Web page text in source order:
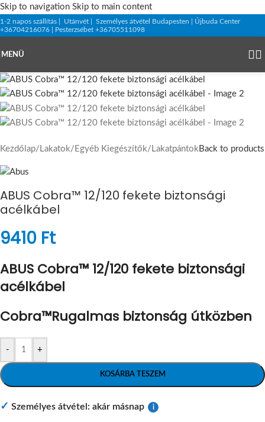
Skip to navigation Skip to main content
1-2 napos szállítás | Utánvét | Személyes átvétel Budapesten | Újbuda Center
+36704216076 | Pesterzsébet +36705511098
MENÜ
Kezdőlap/ Lakatok/ Egyéb Kiegészítők/ Lakatpántok Back to products
ABUS Cobra™ 12/120 fekete biztonsági
acélkábel
9410 Ft
ABUS Cobra™ 12/120 fekete biztonsági
acélkábel
Cobra™Rugalmas biztonság útközben
- +
KOSÁRBA TESZEM
✓ Személyes átvétel: akár másnap i